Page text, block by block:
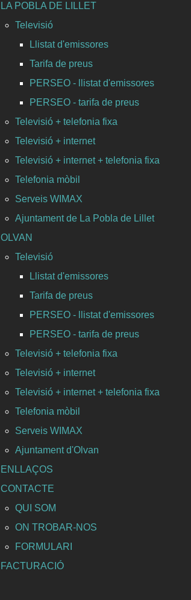
LA POBLA DE LILLET
Televisió
Llistat d'emissores
Tarifa de preus
PERSEO - llistat d'emissores
PERSEO - tarifa de preus
Televisió + telefonia fixa
Televisió + internet
Televisió + internet + telefonia fixa
Telefonia mòbil
Serveis WIMAX
Ajuntament de La Pobla de Lillet
OLVAN
Televisió
Llistat d'emissores
Tarifa de preus
PERSEO - llistat d'emissores
PERSEO - tarifa de preus
Televisió + telefonia fixa
Televisió + internet
Televisió + internet + telefonia fixa
Telefonia mòbil
Serveis WIMAX
Ajuntament d'Olvan
ENLLAÇOS
CONTACTE
QUI SOM
ON TROBAR-NOS
FORMULARI
FACTURACIÓ